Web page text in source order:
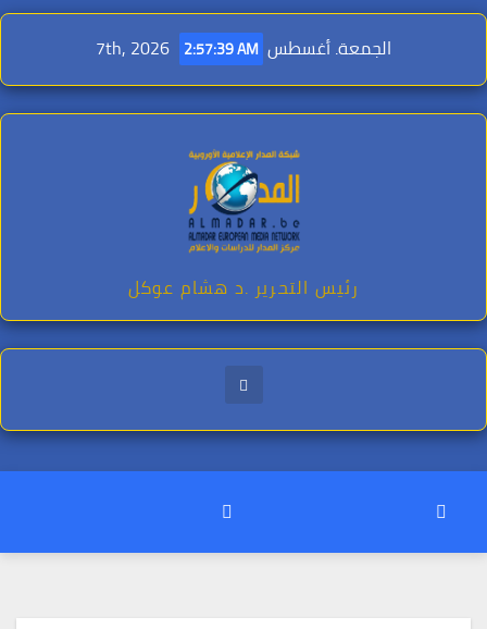
Skip
content
الجمعة. أغسطس 7th, 2026 2:57:41 AM
رئيس التحرير .د هشام عوكل